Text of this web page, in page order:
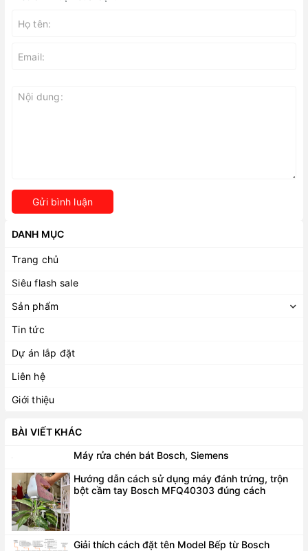
Gửi bình luận
DANH MỤC
Trang chủ
Siêu flash sale
Sản phẩm
Tin tức
Dự án lắp đặt
Liên hệ
Giới thiệu
BÀI VIẾT KHÁC
Máy rửa chén bát Bosch, Siemens
Hướng dẫn cách sử dụng máy đánh trứng, trộn
bột cầm tay Bosch MFQ40303 đúng cách
Giải thích cách đặt tên Model Bếp từ Bosch